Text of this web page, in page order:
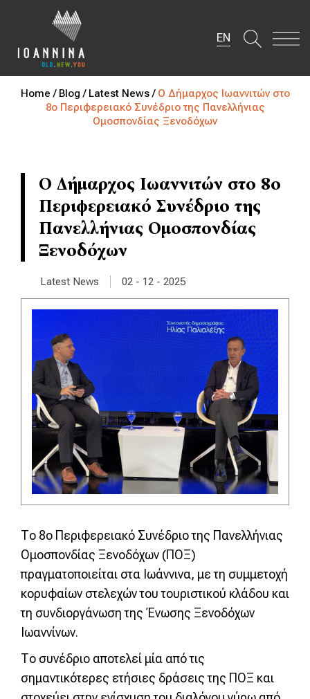
EN
Home / Blog / Latest News / Ο Δήμαρχος Ιωαννιτών στο
8ο Περιφερειακό Συνέδριο της Πανελλήνιας
Ομοσπονδίας Ξενοδόχων
Ο Δήμαρχος Ιωαννιτών στο 8ο
Περιφερειακό Συνέδριο της
Πανελλήνιας Ομοσπονδίας
Ξενοδόχων
Latest News 02 - 12 - 2025
Το 8ο Περιφερειακό Συνέδριο της Πανελλήνιας
Ομοσπονδίας Ξενοδόχων (ΠΟΞ)
πραγματοποιείται στα Ιωάννινα, με τη συμμετοχή
κορυφαίων στελεχών του τουριστικού κλάδου και
τη συνδιοργάνωση της Ένωσης Ξενοδόχων
Ιωαννίνων.
Το συνέδριο αποτελεί μία από τις
σημαντικότερες ετήσιες δράσεις της ΠΟΞ και